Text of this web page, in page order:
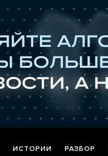
ИСТОРИИ РАЗБОР